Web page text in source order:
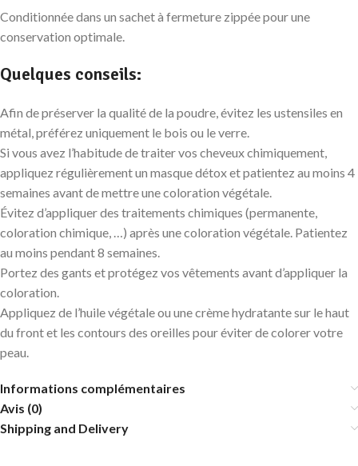
Conditionnée dans un sachet à fermeture zippée pour une
conservation optimale.
Quelques conseils:
Afin de préserver la qualité de la poudre, évitez les ustensiles en
métal, préférez uniquement le bois ou le verre.
Si vous avez l’habitude de traiter vos cheveux chimiquement,
appliquez régulièrement un masque détox et patientez au moins 4
semaines avant de mettre une coloration végétale.
Évitez d’appliquer des traitements chimiques (permanente,
coloration chimique, …) après une coloration végétale. Patientez
au moins pendant 8 semaines.
Portez des gants et protégez vos vêtements avant d’appliquer la
coloration.
Appliquez de l’huile végétale ou une crème hydratante sur le haut
du front et les contours des oreilles pour éviter de colorer votre
peau.
Informations complémentaires
Avis (0)
Shipping and Delivery